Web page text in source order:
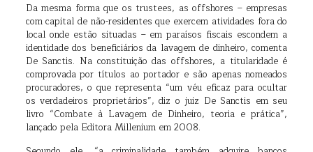
Da mesma forma que os trustees, as offshores – empresas
com capital de não-residentes que exercem atividades fora do
local onde estão situadas – em paraísos fiscais escondem a
identidade dos beneficiários da lavagem de dinheiro, comenta
De Sanctis. Na constituição das offshores, a titularidade é
comprovada por títulos ao portador e são apenas nomeados
procuradores, o que representa “um véu eficaz para ocultar
os verdadeiros proprietários”, diz o juiz De Sanctis em seu
livro “Combate à Lavagem de Dinheiro, teoria e prática”,
lançado pela Editora Millenium em 2008.